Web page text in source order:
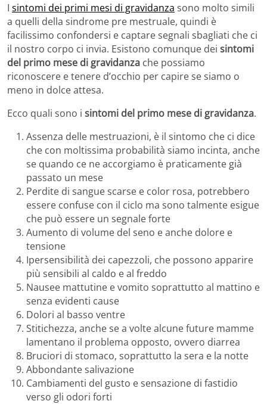
I sintomi dei primi mesi di gravidanza sono molto simili
a quelli della sindrome pre mestruale, quindi è
facilissimo confondersi e captare segnali sbagliati che ci
il nostro corpo ci invia. Esistono comunque dei sintomi
del primo mese di gravidanza che possiamo
riconoscere e tenere d’occhio per capire se siamo o
meno in dolce attesa.
Ecco quali sono i sintomi del primo mese di gravidanza.
Assenza delle mestruazioni, è il sintomo che ci dice
che con moltissima probabilità siamo incinta, anche
se quando ce ne accorgiamo è praticamente già
passato un mese
Perdite di sangue scarse e color rosa, potrebbero
essere confuse con il ciclo ma sono talmente esigue
che può essere un segnale forte
Aumento di volume del seno e anche dolore e
tensione
Ipersensibilità dei capezzoli, che possono apparire
più sensibili al caldo e al freddo
Nausee mattutine e vomito soprattutto al mattino e
senza evidenti cause
Dolori al basso ventre
Stitichezza, anche se a volte alcune future mamme
lamentano il problema opposto, ovvero diarrea
Bruciori di stomaco, soprattutto la sera e la notte
Abbondante salivazione
Cambiamenti del gusto e sensazione di fastidio
verso gli odori forti